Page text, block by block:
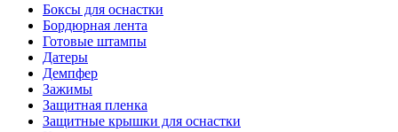
Боксы для оснастки
Бордюрная лента
Готовые штампы
Датеры
Демпфер
Зажимы
Защитная пленка
Защитные крышки для оснастки